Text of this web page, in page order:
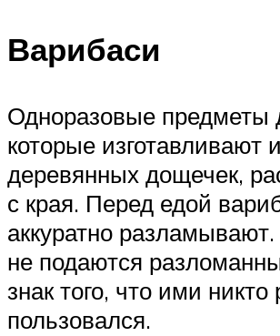
Варибаси
Одноразовые предметы
которые изготавливают
деревянных дощечек,
с края. Перед едой
аккуратно
не подаются
знак того, что ими никто
пользовался.